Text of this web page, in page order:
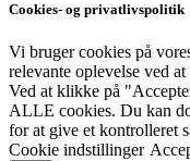
Cookies- og privatlivspolitik
Vi bruger cookies på
relevante oplevelse ved
Ved at klikke på
ALLE cookies. Du kan
for at give et kontrolleret
Cookie indstillinger